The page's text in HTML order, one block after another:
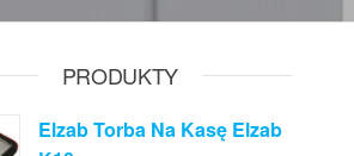
PRODUKTY
Elzab Torba Na Kasę Elzab